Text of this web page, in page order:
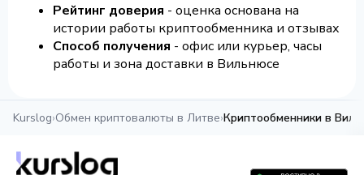
Рейтинг доверия - оценка основана на
истории работы криптообменника и отзывах
Способ получения - офис или курьер, часы
работы и зона доставки в Вильнюсе
Kurslog›Обмен криптовалюты в Литве›Криптообменники в